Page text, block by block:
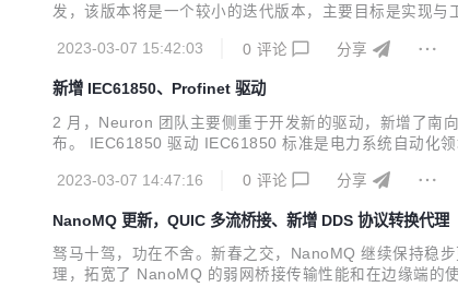
发，该版本将是一个较小的迭代版本，主要目标是实现
2023-03-07 15:42:03
0 评论 分享
新增 IEC61850、Profinet 驱动
2 月，Neuron 团队主要侧重于开发新的驱动，新增了南
布。 IEC61850 驱动 IEC61850 标准是电力系统自动化
2023-03-07 14:47:16
0 评论 分享
NanoMQ 更新，QUIC 多流桥接、新增 DDS 协议转换代理
驽马十驾，功在不舍。新春之交，NanoMQ 继续保持稳
理，拓宽了 NanoMQ 的弱网桥接传输性能和在边缘端的